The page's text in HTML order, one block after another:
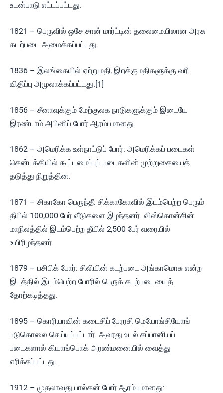
உடன்பாடு எட்டப்பட்டது.
1821 – பெருவில் ஒசே சான் மார்ட்டின் தலைமையிலான அரசு
கடற்படை அமைக்கப்பட்டது.
1836 – இலங்கையில் ஏற்றுமதி, இறக்குமதிகளுக்கு வரி
விதிப்பு அமுலாக்கப்பட்டது.[1]
1856 – சீனாவுக்கும் மேற்குலக நாடுகளுக்கும் இடையே
இரண்டாம் அபினிப் போர் ஆரம்பமானது.
1862 – அமெரிக்க உள்நாட்டுப் போர்: அமெரிக்கப் படைகள்
கென்டக்கியில் கூட்டமைப்புப் படைகளின் முற்றுகையைத்
தடுத்து நிறுத்தின.
1871 – சிகாகோ பெருந்தீ: சிக்காகோவில் இடம்பெற்ற பெரும்
தீயில் 100,000 பேர் வீடுகளை இழந்தனர். விஸ்கொன்சின்
மாநிலத்தில் இடம்பெற்ற தீயில் 2,500 பேர் வரையில்
உயிரிழந்தனர்.
1879 – பசிபிக் போர்: சிலியின் கடற்படை அங்காமொசு என்ற
இடத்தில் இடம்பெற்ற போரில் பெருக் கடற்படையைத்
தோற்கடித்தது.
1895 – கொரியாவின் கடைசிப் பேரரசி மெயோங்சியோங்
படுகொலை செய்யப்பட்டார். அவரது உடல் சப்பானியப்
படைகளால் கியாங்பொக் அரண்மனையில் வைத்து
எரிக்கப்பட்டது.
1912 – முதலாவது பால்கன் போர் ஆரம்பமானது: